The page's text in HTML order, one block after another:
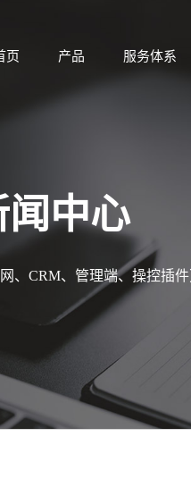
页 产品 服务体系
闻中心
、CRM、管理端、操控插件